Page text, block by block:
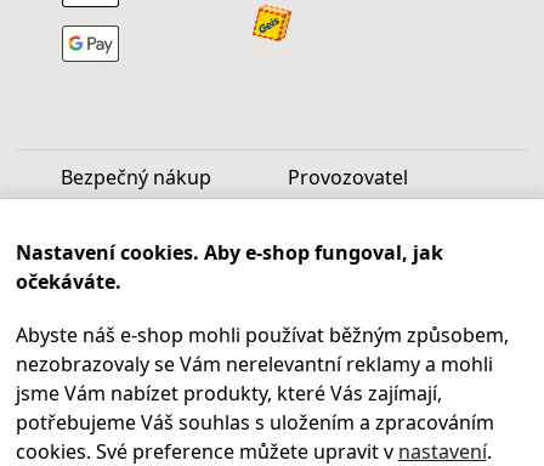
Bezpečný nákup Provozovatel
Infolinka
Po - Pá 9.00 - 17.00
+420469 621 252
Kontakty
Nastavení cookies. Aby e-shop fungoval, jak
očekáváte.
Abyste náš e-shop mohli používat běžným způsobem,
nezobrazovaly se Vám nerelevantní reklamy a mohli
jsme Vám nabízet produkty, které Vás zajímají,
potřebujeme Váš souhlas s uložením a zpracováním
cookies. Své preference můžete upravit v nastavení.